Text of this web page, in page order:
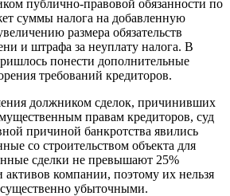
публично-правовой обязанности по
суммы налога на добавленную
размера обязательств
и штрафа за неуплату налога. В
понести дополнительные
требований кредиторов.
должником сделок, причинивших
правам кредиторов, суд
причиной банкротства явились
со строительством объекта для
сделки не превышают 25%
активов компании, поэтому их нельзя
убыточными.